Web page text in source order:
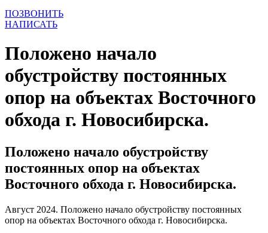
ПОЗВОНИТЬ
НАПИСАТЬ
Положено начало
обустройству постоянных
опор на объектах Восточного
обхода г. Новосибирска.
Положено начало обустройству
постоянных опор на объектах
Восточного обхода г. Новосибирска.
Август 2024. Положено начало обустройству постоянных
опор на объектах Восточного обхода г. Новосибирска.